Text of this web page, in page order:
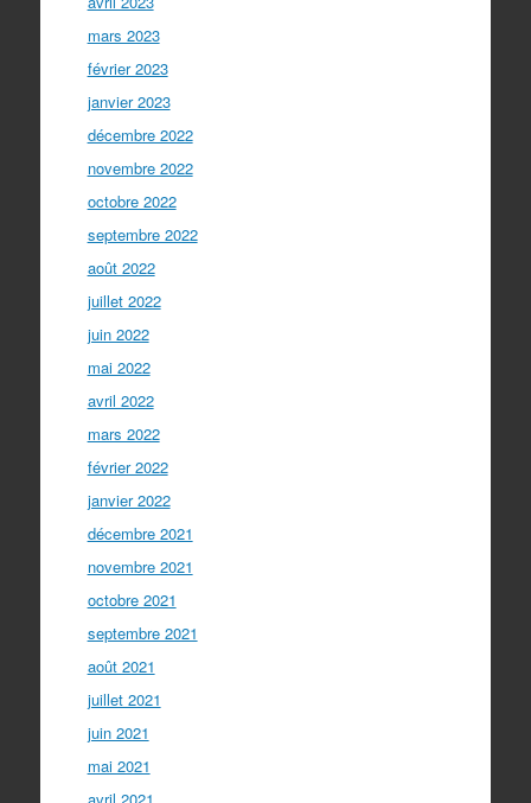
mars 2023
février 2023
janvier 2023
décembre 2022
novembre 2022
octobre 2022
septembre 2022
août 2022
juillet 2022
juin 2022
mai 2022
avril 2022
mars 2022
février 2022
janvier 2022
décembre 2021
novembre 2021
octobre 2021
septembre 2021
août 2021
juillet 2021
juin 2021
mai 2021